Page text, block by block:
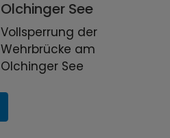
Olchinger See
Vollsperrung der
Wehrbrücke am
Olchinger See